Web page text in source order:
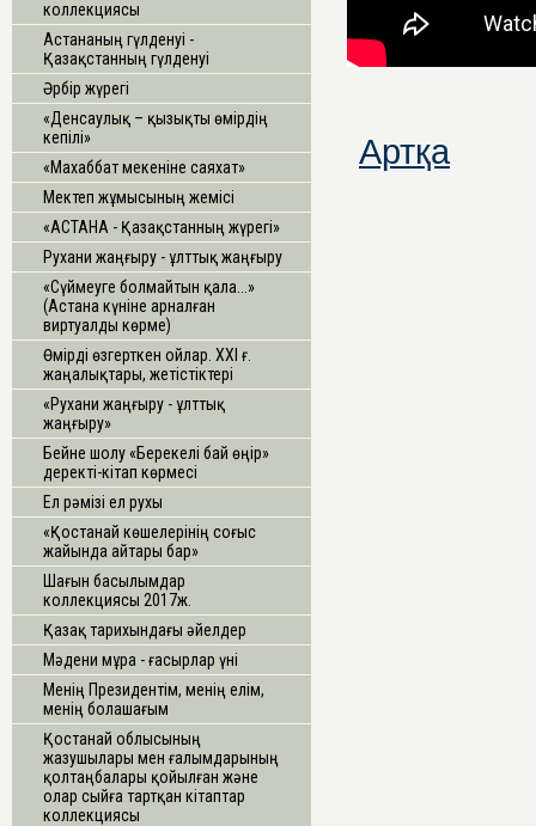
коллекциясы
Астананың гүлденуі -
Қазақстанның гүлденуі
Әрбір жүрегі
«Денсаулық – қызықты өмірдің
кепілі»
«Махаббат мекеніне саяхат»
Мектеп жұмысының жемісі
«АСТАНА - Қазақстанның жүрегі»
Рухани жаңғыру - ұлттық жаңғыру
«Сүймеуге болмайтын қала...»
(Астана күніне арналған
виртуалды көрме)
Өмірді өзгерткен ойлар. ХХІ ғ.
жаңалықтары, жетістіктері
«Рухани жаңғыру - ұлттық
жаңғыру»
Бейне шолу «Берекелі бай өңір»
деректі-кітап көрмесі
Ел рәмізі ел рухы
«Қостанай көшелерінің соғыс
жайында айтары бар»
Шағын басылымдар
коллекциясы 2017ж.
Қазақ тарихындағы әйелдер
Мәдени мұра - ғасырлар үні
Менің Президентім, менің елім,
менің болашағым
Қостанай облысының
жазушылары мен ғалымдарының
қолтаңбалары қойылған және
олар сыйға тартқан кітаптар
коллекциясы
Артқа